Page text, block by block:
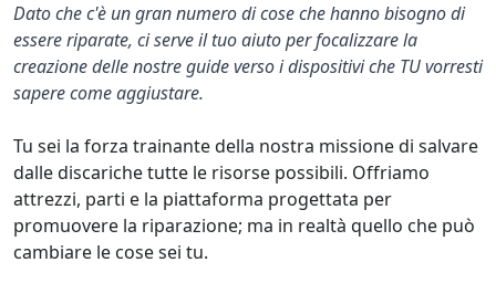
Dato che c'è un gran numero di cose che hanno bisogno di
essere riparate, ci serve il tuo aiuto per focalizzare la
creazione delle nostre guide verso i dispositivi che TU vorresti
sapere come aggiustare.
Tu sei la forza trainante della nostra missione di salvare
dalle discariche tutte le risorse possibili. Offriamo
attrezzi, parti e la piattaforma progettata per
promuovere la riparazione; ma in realtà quello che può
cambiare le cose sei tu.